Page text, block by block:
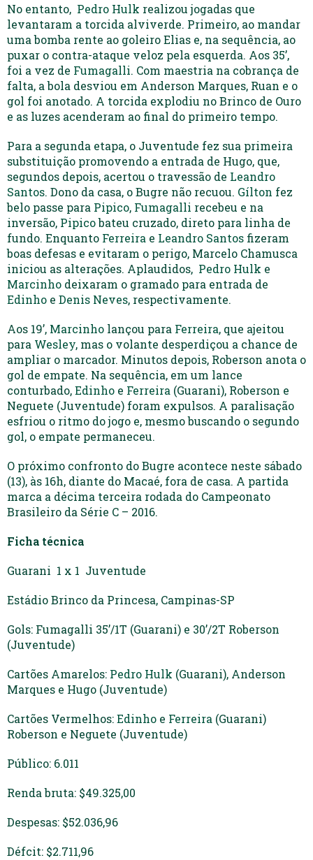
No entanto, Pedro Hulk realizou jogadas que
levantaram a torcida alviverde. Primeiro, ao mandar
uma bomba rente ao goleiro Elias e, na sequência, ao
puxar o contra-ataque veloz pela esquerda. Aos 35’,
foi a vez de Fumagalli. Com maestria na cobrança de
falta, a bola desviou em Anderson Marques, Ruan e o
gol foi anotado. A torcida explodiu no Brinco de Ouro
e as luzes acenderam ao final do primeiro tempo.
Para a segunda etapa, o Juventude fez sua primeira
substituição promovendo a entrada de Hugo, que,
segundos depois, acertou o travessão de Leandro
Santos. Dono da casa, o Bugre não recuou. Gílton fez
belo passe para Pipico, Fumagalli recebeu e na
inversão, Pipicobateu cruzado, direto para linha de
fundo. Enquanto Ferreira e Leandro Santos fizeram
boas defesas e evitaram o perigo, Marcelo Chamusca
iniciou as alterações. Aplaudidos, Pedro Hulk e
Marcinho deixaram o gramado para entrada de
Edinho e Denis Neves, respectivamente.
Aos 19’, Marcinho lançou para Ferreira, que ajeitou
para Wesley, mas o volante desperdiçou a chance de
ampliar o marcador. Minutos depois, Roberson anota o
gol de empate. Na sequência, em um lance
conturbado,Edinho e Ferreira (Guarani), Roberson e
Neguete (Juventude) foram expulsos. A paralisação
esfriou o ritmo do jogo e, mesmo buscando o segundo
gol, o empate permaneceu.
O próximo confronto do Bugre acontece neste sábado
(13), às 16h, diante do Macaé, fora de casa. A partida
marca a décima terceira rodada do Campeonato
Brasileiro da Série C – 2016.
Ficha técnica
Guarani 1 x 1 Juventude
Estádio Brinco da Princesa, Campinas-SP
Gols: Fumagalli 35’/1T (Guarani) e 30’/2T Roberson
(Juventude)
Cartões Amarelos: Pedro Hulk (Guarani), Anderson
Marques e Hugo (Juventude)
Cartões Vermelhos:Edinho e Ferreira (Guarani)
Roberson e Neguete (Juventude)
Público: 6.011
Renda bruta: $49.325,00
Despesas: $52.036,96
Défcit: $2.711,96